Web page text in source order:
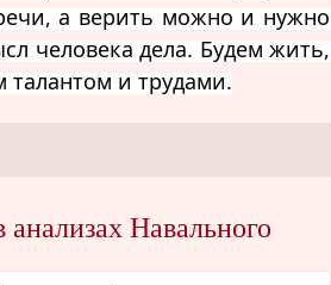
а верить можно и нужно
человека дела. Будем жить,
талантом и трудами.
Навального